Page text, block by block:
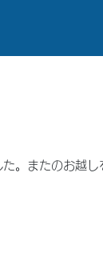
。またのお越し